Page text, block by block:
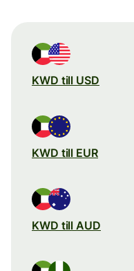
KWD till USD
KWD till EUR
KWD till AUD